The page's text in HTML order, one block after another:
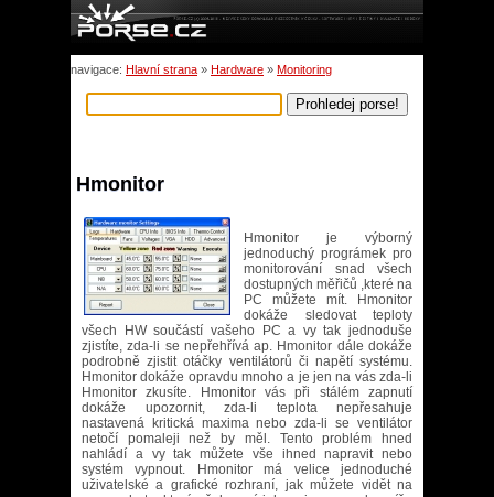
navigace: Hlavní strana » Hardware » Monitoring
Hmonitor
Hmonitor je výborný
jednoduchý prográmek pro
monitorování snad všech
dostupných měřičů ,které na
PC můžete mít. Hmonitor
dokáže sledovat teploty
všech HW součástí vašeho PC a vy tak jednoduše
zjistíte, zda-li se nepřehřívá ap. Hmonitor dále dokáže
podrobně zjistit otáčky ventilátorů či napětí systému.
Hmonitor dokáže opravdu mnoho a je jen na vás zda-li
Hmonitor zkusíte. Hmonitor vás při stálém zapnutí
dokáže upozornit, zda-li teplota nepřesahuje
nastavená kritická maxima nebo zda-li se ventilátor
netočí pomaleji než by měl. Tento problém hned
nahládí a vy tak můžete vše ihned napravit nebo
systém vypnout. Hmonitor má velice jednoduché
uživatelské a grafické rozhraní, jak můžete vidět na